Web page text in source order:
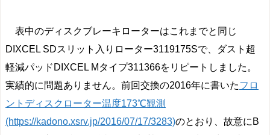
表中のディスクブレーキローターはこれまでと同じ
DIXCEL SDスリット入りローター3119175Sで、ダスト超
軽減パッドDIXCEL Mタイプ311366をリピートしました。
実績的に問題ありません。前回交換の2016年に書いたフロ
ントディスクローター温度173℃観測
(https://kadono.xsrv.jp/2016/07/17/3283)のとおり、故意にB